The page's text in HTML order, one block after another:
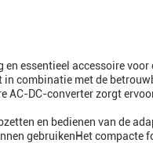
essentieel accessoire
combinatie met de
AC-DC-converter zorgt
en bedienen van de
gebruikenHet compacte